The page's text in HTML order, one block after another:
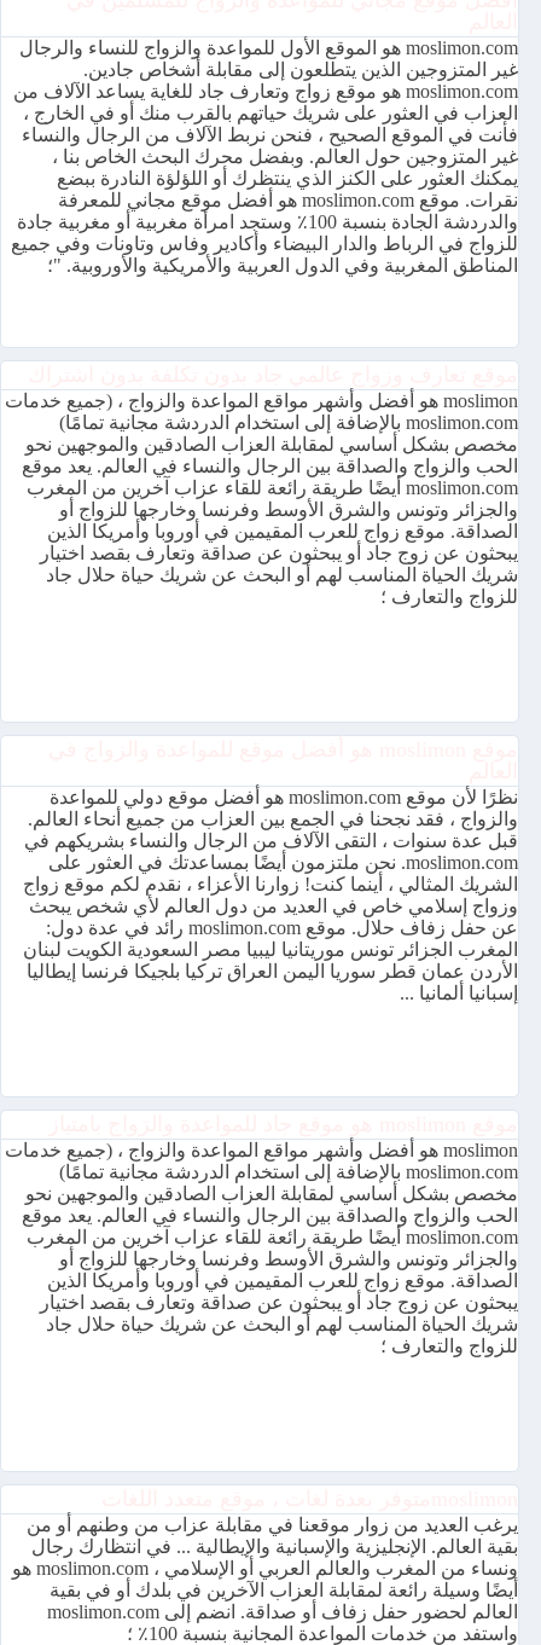
moslimon.com هو الموقع الأول للمواعدة والزواج للنساء والرجال
غير المتزوجين الذين يتطلعون إلى مقابلة أشخاص جادين.
moslimon.com هو موقع زواج وتعارف جاد للغاية يساعد الآلاف من
العزاب في العثور على شريك حياتهم بالقرب منك أو في الخارج ،
فأنت في الموقع الصحيح ، فنحن نربط الآلاف من الرجال والنساء
غير المتزوجين حول العالم. وبفضل محرك البحث الخاص بنا ،
يمكنك العثور على الكنز الذي ينتظرك أو اللؤلؤة النادرة ببضع
نقرات. موقع moslimon.com هو أفضل موقع مجاني للمعرفة
والدردشة الجادة بنسبة 100٪ وستجد امرأة مغربية أو مغربية جادة
للزواج في الرباط والدار البيضاء وأكادير وفاس وتاونات وفي جميع
المناطق المغربية وفي الدول العربية والأمريكية والأوروبية. "؛
moslimon هو أفضل وأشهر مواقع المواعدة والزواج ، (جميع خدمات
moslimon.com بالإضافة إلى استخدام الدردشة مجانية تمامًا)
مخصص بشكل أساسي لمقابلة العزاب الصادقين والموجهين نحو
الحب والزواج والصداقة بين الرجال والنساء في العالم. يعد موقع
moslimon.com أيضًا طريقة رائعة للقاء عزاب آخرين من المغرب
والجزائر وتونس والشرق الأوسط وفرنسا وخارجها للزواج أو
الصداقة. موقع زواج للعرب المقيمين في أوروبا وأمريكا الذين
يبحثون عن زوج جاد أو يبحثون عن صداقة وتعارف بقصد اختيار
شريك الحياة المناسب لهم أو البحث عن شريك حياة حلال جاد
للزواج والتعارف ؛
نظرًا لأن موقع moslimon.com هو أفضل موقع دولي للمواعدة
والزواج ، فقد نجحنا في الجمع بين العزاب من جميع أنحاء العالم.
قبل عدة سنوات ، التقى الآلاف من الرجال والنساء بشريكهم في
moslimon.com. نحن ملتزمون أيضًا بمساعدتك في العثور على
الشريك المثالي ، أينما كنت! زوارنا الأعزاء ، نقدم لكم موقع زواج
وزواج إسلامي خاص في العديد من دول العالم لأي شخص يبحث
عن حفل زفاف حلال. موقع moslimon.com رائد في عدة دول:
المغرب الجزائر تونس موريتانيا ليبيا مصر السعودية الكويت لبنان
الأردن عمان قطر سوريا اليمن العراق تركيا بلجيكا فرنسا إيطاليا
إسبانيا ألمانيا ...
moslimon هو أفضل وأشهر مواقع المواعدة والزواج ، (جميع خدمات
moslimon.com بالإضافة إلى استخدام الدردشة مجانية تمامًا)
مخصص بشكل أساسي لمقابلة العزاب الصادقين والموجهين نحو
الحب والزواج والصداقة بين الرجال والنساء في العالم. يعد موقع
moslimon.com أيضًا طريقة رائعة للقاء عزاب آخرين من المغرب
والجزائر وتونس والشرق الأوسط وفرنسا وخارجها للزواج أو
الصداقة. موقع زواج للعرب المقيمين في أوروبا وأمريكا الذين
يبحثون عن زوج جاد أو يبحثون عن صداقة وتعارف بقصد اختيار
شريك الحياة المناسب لهم أو البحث عن شريك حياة حلال جاد
للزواج والتعارف ؛
يرغب العديد من زوار موقعنا في مقابلة عزاب من وطنهم أو من
بقية العالم. الإنجليزية والإسبانية والإيطالية ... في انتظارك رجال
ونساء من المغرب والعالم العربي أو الإسلامي ، moslimon.com هو
أيضًا وسيلة رائعة لمقابلة العزاب الآخرين في بلدك أو في بقية
العالم لحضور حفل زفاف أو صداقة. انضم إلى moslimon.com
واستفد من خدمات المواعدة المجانية بنسبة 100٪ ؛